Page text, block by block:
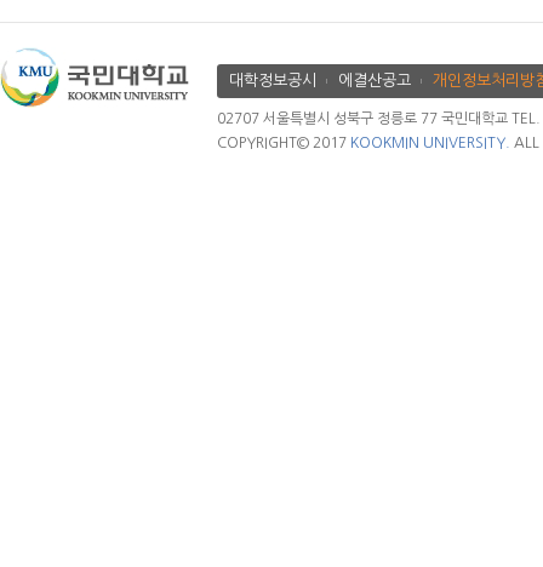
대학정보공시 에결산공고 개인정보처리방
02707 서울특별시 성북구 정릉로 77 국민대학교
COPYRIGHT© 2017 KOOKMIN UNIVERSITY. ALL